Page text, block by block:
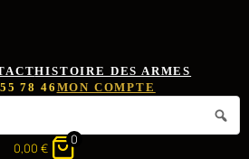
HISTOIRE DES ARMES
78 46 MON COMPTE
0,00 €
0